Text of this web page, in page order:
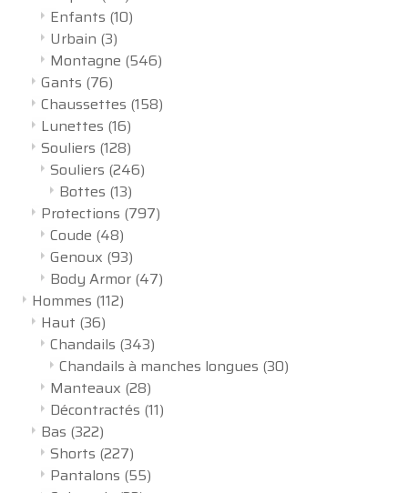
Enfants (10)
Urbain (3)
Montagne (546)
Gants (76)
Chaussettes (158)
Lunettes (16)
Souliers (128)
Souliers (246)
Bottes (13)
Protections (797)
Coude (48)
Genoux (93)
Body Armor (47)
Hommes (112)
Haut (36)
Chandails (343)
Chandails à manches longues (30)
Manteaux (28)
Décontractés (11)
Bas (322)
Shorts (227)
Pantalons (55)